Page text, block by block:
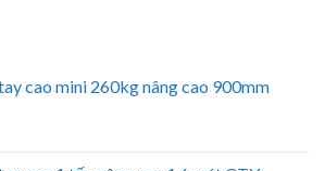
cao mini 260kg nâng cao 900mm